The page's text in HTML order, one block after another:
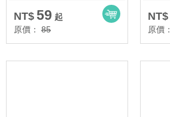
NT$ 59 起
原價：
85
NT$
原價：